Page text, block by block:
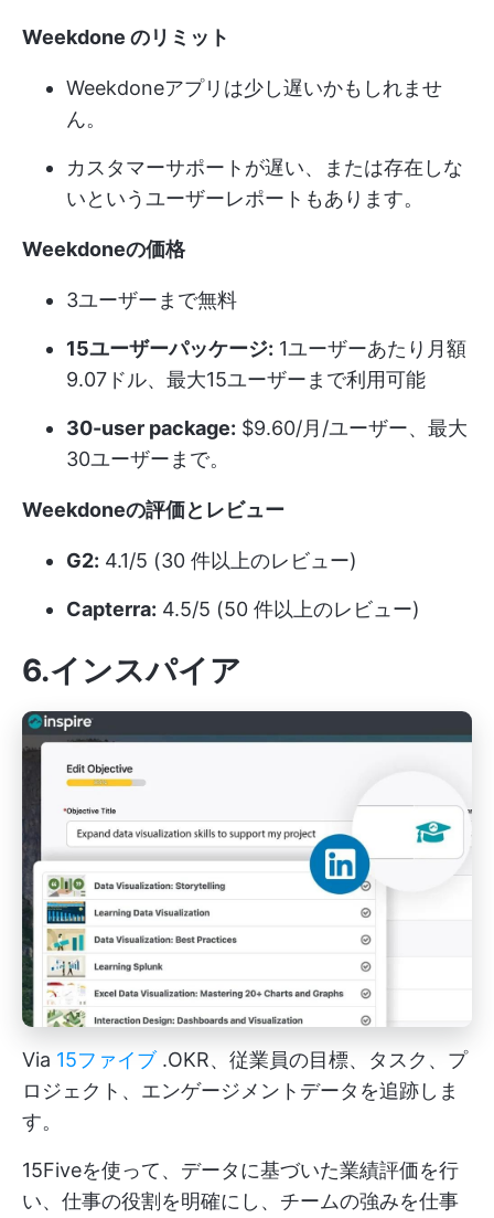
Weekdone のリミット
Weekdoneアプリは少し遅いかもしれませ
ん。
カスタマーサポートが遅い、または存在しな
いというユーザーレポートもあります。
Weekdoneの価格
3ユーザーまで無料
15ユーザーパッケージ: 1ユーザーあたり月額
9.07ドル、最大15ユーザーまで利用可能
30-user package: $9.60/月/ユーザー、最大
30ユーザーまで。
Weekdoneの評価とレビュー
G2: 4.1/5 (30 件以上のレビュー)
Capterra: 4.5/5 (50 件以上のレビュー)
6.インスパイア
Via 15ファイブ.OKR、従業員の目標、タスク、プ
ロジェクト、エンゲージメントデータを追跡しま
す。
15Fiveを使って、データに基づいた業績評価を行
い、仕事の役割を明確にし、チームの強みを仕事